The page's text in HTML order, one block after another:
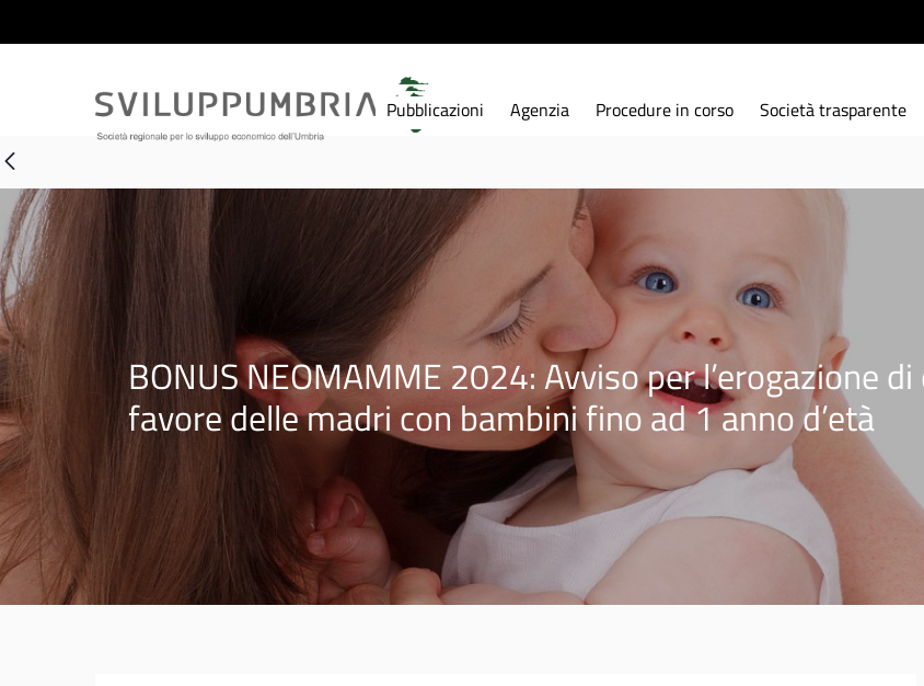
Pubblicazioni Agenzia Procedure in corso Società trasparente
BONUS NEOMAMME 2024: Avviso per l’erogazione
favore delle madri con bambini fino ad 1 anno d’età